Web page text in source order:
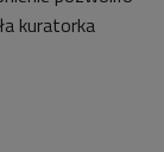
kuratorka